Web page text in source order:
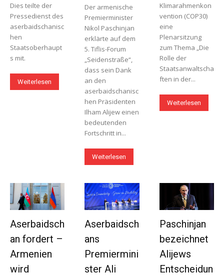
Dies teilte der
Pressedienst des
aserbaidschanisc
hen
Staatsoberhaupt
s mit.
Weiterlesen
Der armenische
Premierminister
Nikol Paschinjan
erklärte auf dem
5. Tiflis-Forum
„Seidenstraße“,
dass sein Dank
an den
aserbaidschanisc
hen Präsidenten
Ilham Alijew einen
bedeutenden
Fortschritt in...
Weiterlesen
Klimarahmenkon
vention (COP30)
eine
Plenarsitzung
zum Thema „Die
Rolle der
Staatsanwaltscha
ften in der...
Weiterlesen
Aserbaidsch
an fordert –
Armenien
wird
Aserbaidsch
ans
Premiermini
ster Ali
Paschinjan
bezeichnet
Alijews
Entscheidun